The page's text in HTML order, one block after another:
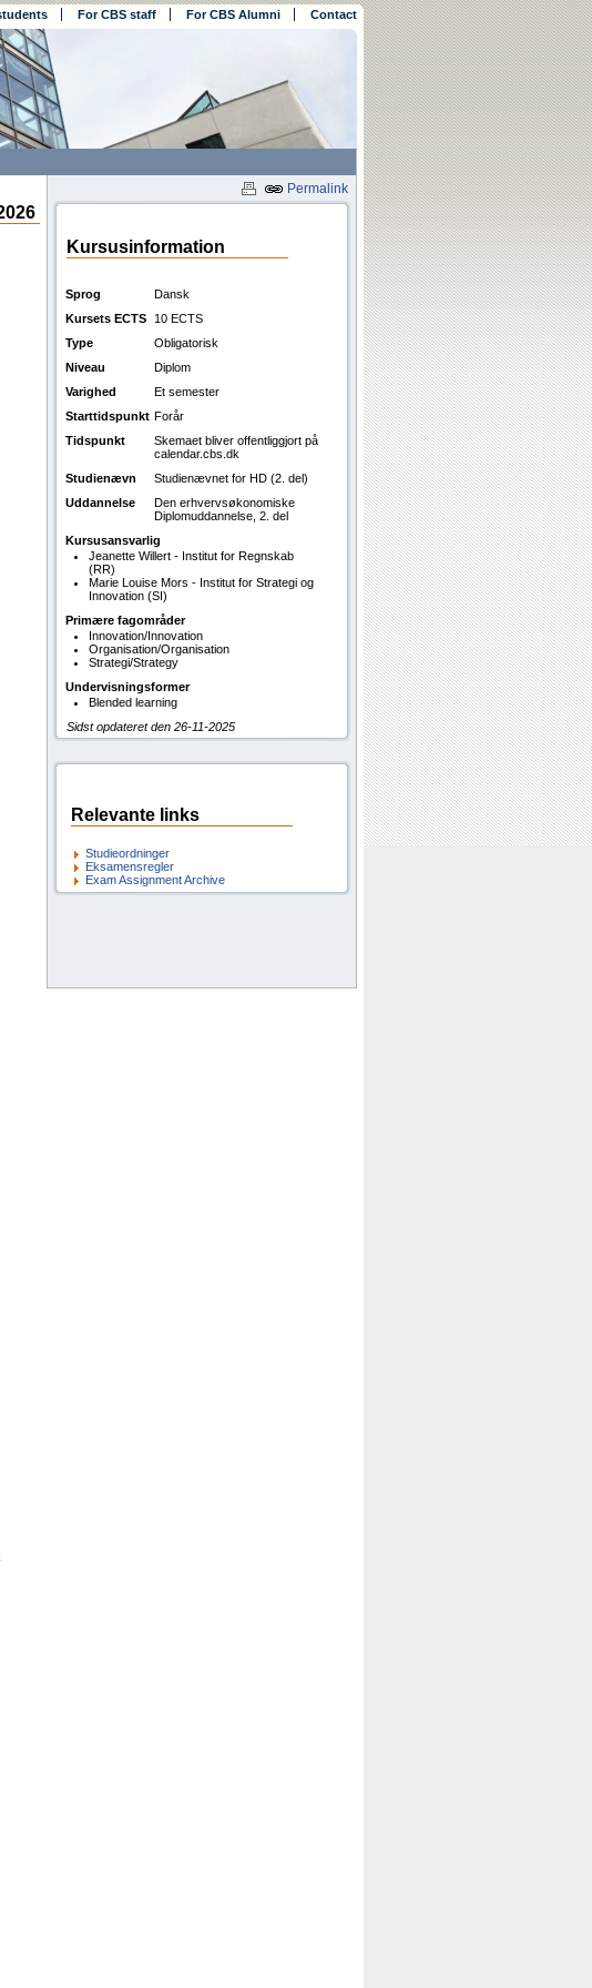
For CBS staff For CBS Alumni Contact
Permalink
Kursusinformation
Sprog
Dansk
Kursets ECTS
10 ECTS
Type
Obligatorisk
Niveau
Diplom
Varighed
Et semester
Starttidspunkt Forår
Tidspunkt
Skemaet bliver offentliggjort på
calendar.cbs.dk
Studienævn
Studienævnet for HD (2. del)
Uddannelse
Den erhvervsøkonomiske
Diplomuddannelse, 2. del
Kursusansvarlig
Jeanette Willert - Institut for Regnskab
(RR)
Marie Louise Mors - Institut for Strategi og
Innovation (SI)
Primære fagområder
Innovation/Innovation
Organisation/Organisation
Strategi/Strategy
Undervisningsformer
Blended learning
Sidst opdateret den 26-11-2025
Relevante links
Studieordninger
Eksamensregler
Exam Assignment Archive